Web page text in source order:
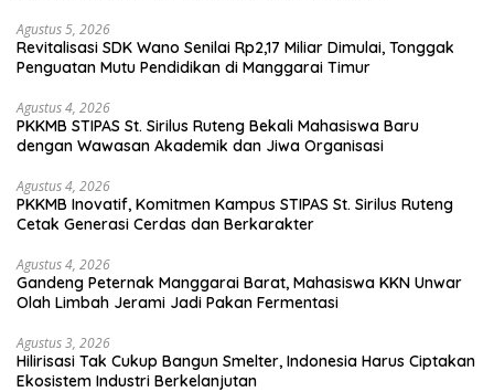
Agustus 5, 2026
Revitalisasi SDK Wano Senilai Rp2,17 Miliar Dimulai, Tonggak
Penguatan Mutu Pendidikan di Manggarai Timur
Agustus 4, 2026
PKKMB STIPAS St. Sirilus Ruteng Bekali Mahasiswa Baru
dengan Wawasan Akademik dan Jiwa Organisasi
Agustus 4, 2026
PKKMB Inovatif, Komitmen Kampus STIPAS St. Sirilus Ruteng
Cetak Generasi Cerdas dan Berkarakter
Agustus 4, 2026
Gandeng Peternak Manggarai Barat, Mahasiswa KKN Unwar
Olah Limbah Jerami Jadi Pakan Fermentasi
Agustus 3, 2026
Hilirisasi Tak Cukup Bangun Smelter, Indonesia Harus Ciptakan
Ekosistem Industri Berkelanjutan